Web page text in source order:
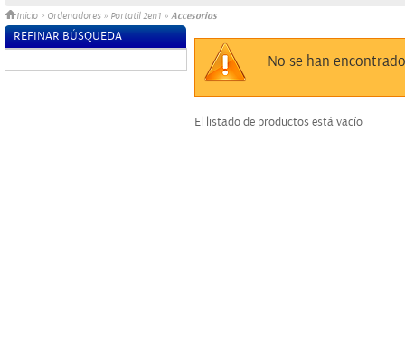
Inicio > Ordenadores » Portatil 2en1 » Accesorios
REFINAR BÚSQUEDA
No se han
El listado de productos está vacío